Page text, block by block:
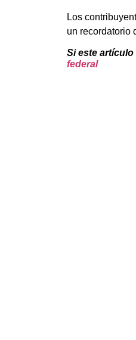
Los
un recordatorio
Si este
federal